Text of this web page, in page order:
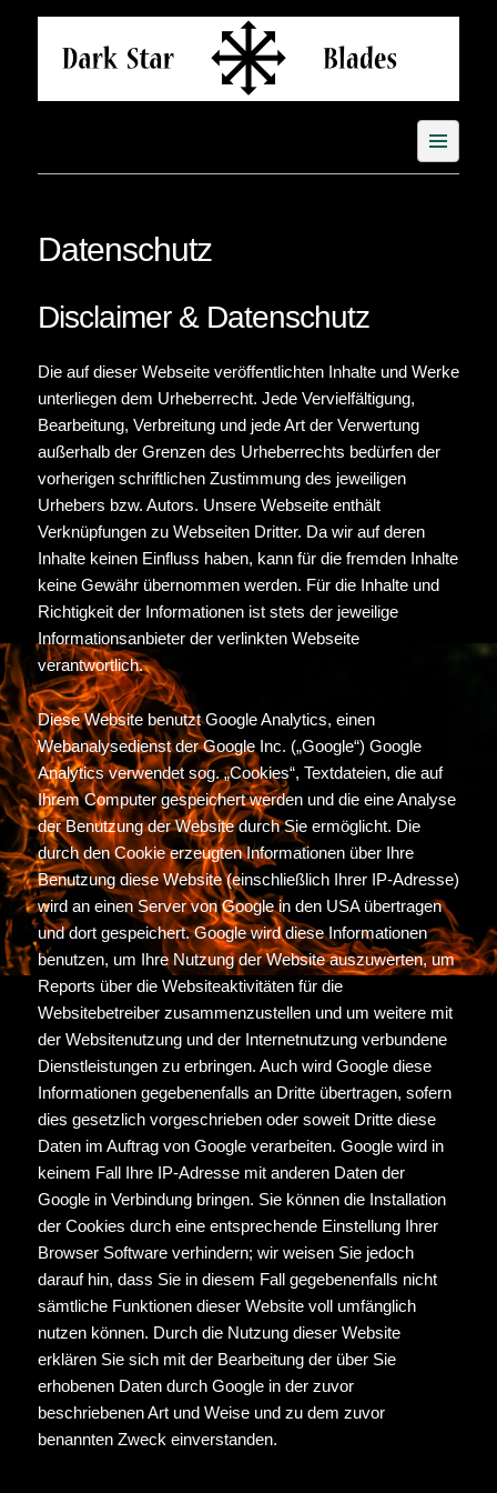
Datenschutz
Disclaimer & Datenschutz
Die auf dieser Webseite veröffentlichten Inhalte und Werke
unterliegen dem Urheberrecht. Jede Vervielfältigung,
Bearbeitung, Verbreitung und jede Art der Verwertung
außerhalb der Grenzen des Urheberrechts bedürfen der
vorherigen schriftlichen Zustimmung des jeweiligen
Urhebers bzw. Autors. Unsere Webseite enthält
Verknüpfungen zu Webseiten Dritter. Da wir auf deren
Inhalte keinen Einfluss haben, kann für die fremden Inhalte
keine Gewähr übernommen werden. Für die Inhalte und
Richtigkeit der Informationen ist stets der jeweilige
Informationsanbieter der verlinkten Webseite
verantwortlich.
Diese Website benutzt Google Analytics, einen
Webanalysedienst der Google Inc. („Google“) Google
Analytics verwendet sog. „Cookies“, Textdateien, die auf
Ihrem Computer gespeichert werden und die eine Analyse
der Benutzung der Website durch Sie ermöglicht. Die
durch den Cookie erzeugten Informationen über Ihre
Benutzung diese Website (einschließlich Ihrer IP-Adresse)
wird an einen Server von Google in den USA übertragen
und dort gespeichert. Google wird diese Informationen
benutzen, um Ihre Nutzung der Website auszuwerten, um
Reports über die Websiteaktivitäten für die
Websitebetreiber zusammenzustellen und um weitere mit
der Websitenutzung und der Internetnutzung verbundene
Dienstleistungen zu erbringen. Auch wird Google diese
Informationen gegebenenfalls an Dritte übertragen, sofern
dies gesetzlich vorgeschrieben oder soweit Dritte diese
Daten im Auftrag von Google verarbeiten. Google wird in
keinem Fall Ihre IP-Adresse mit anderen Daten der
Google in Verbindung bringen. Sie können die Installation
der Cookies durch eine entsprechende Einstellung Ihrer
Browser Software verhindern; wir weisen Sie jedoch
darauf hin, dass Sie in diesem Fall gegebenenfalls nicht
sämtliche Funktionen dieser Website voll umfänglich
nutzen können. Durch die Nutzung dieser Website
erklären Sie sich mit der Bearbeitung der über Sie
erhobenen Daten durch Google in der zuvor
beschriebenen Art und Weise und zu dem zuvor
benannten Zweck einverstanden.